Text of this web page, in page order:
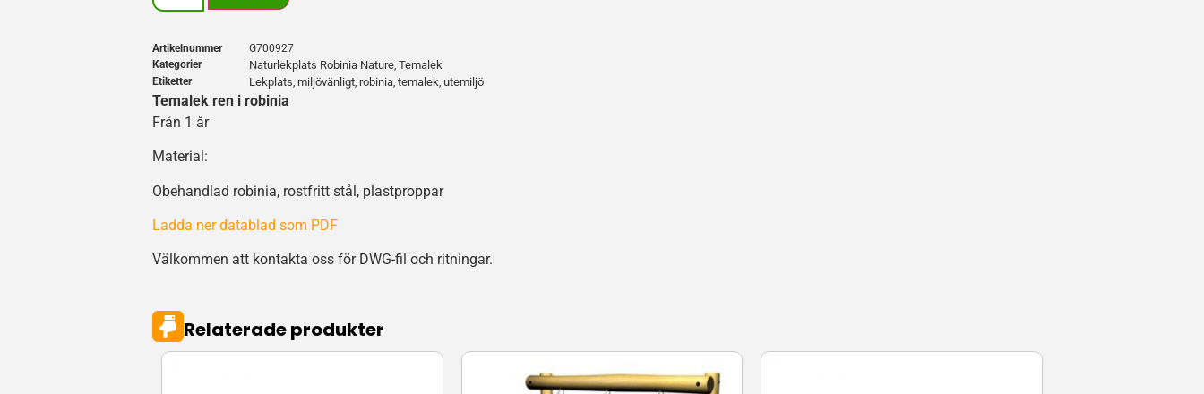
Artikelnummer
G700927
Kategorier
Naturlekplats Robinia Nature, Temalek
Etiketter Lekplats, miljövänligt, robinia, temalek, utemiljö
Temalek ren i robinia
Från 1 år
Material:
Obehandlad robinia, rostfritt stål, plastproppar
Ladda ner datablad som PDF
Välkommen att kontakta oss för DWG-fil och ritningar.
Relaterade produkter